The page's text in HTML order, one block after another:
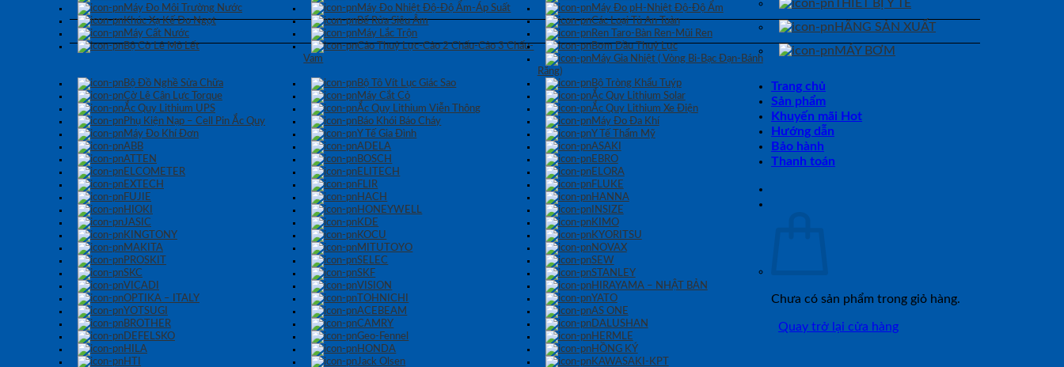
Máy Đo Môi Trường Nước
Máy Đo Nhiệt Độ-Độ Ẩm-Áp Suất
Máy Đo pH-Nhiệt Độ-Độ Ẩm
Khúc Xạ Kế Đo Ngọt
Bể Rửa Siêu Âm
Các Loại Tủ An Toàn
Máy Cất Nước
Máy Lắc Trộn
Ren Taro-Bàn Ren-Mũi Ren
Bộ Cờ Lê Mỏ Lết
Cảo Thuỷ Lực-Cảo 2 Chấu-Cảo 3 Chấu-
Vam
Bơm Dầu Thuỷ Lực
Máy Gia Nhiệt ( Vòng Bi-Bạc Đạn-Bánh
Răng)
Bộ Đồ Nghề Sửa Chữa
Bộ Tô Vít Lục Giác Sao
Bộ Tròng Khẩu Tuýp
Cờ Lê Cân Lực Torque
Máy Cắt Cỏ
Ắc Quy Lithium Solar
Ắc Quy Lithium UPS
Ắc Quy Lithium Viễn Thông
Ắc Quy Lithium Xe Điện
Phụ Kiện Nạp – Cell Pin Ắc Quy
Báo Khói Báo Cháy
Máy Đo Đa Khí
Máy Đo Khí Đơn
THIẾT BỊ Y TẾ
Y Tế Gia Đình Y Tế Thẩm Mỹ
HÃNG SẢN XUẤT
ABB ADELA
ASAKI
ATTEN
BOSCH
EBRO
ELCOMETER
ELITECH
ELORA
EXTECH
FLIR
FLUKE
FUJIE
HACH
HANNA
HIOKI
HONEYWELL
INSIZE
JASIC
KDE
KIMO
KINGTONY
KOCU
KYORITSU
MAKITA
MITUTOYO
NOVAX
PROSKIT
SELEC
SEW
SKC
SKF
STANLEY
VICADI
VISION
HIRAYAMA – NHẬT BẢN
OPTIKA – ITALY
TOHNICHI
YATO
YOTSUGI
ACEBEAM
AS ONE
BROTHER
CAMRY
DALUSHAN
DEFELSKO
Geo-Fennel
HERMLE
HILA
HONDA
HỒNG KÝ
HTI
Jack Olsen
KAWASAKI-KPT
MÁY BƠM
Trang chủ
Sản phẩm
Khuyến mãi Hot
Hướng dẫn
Bảo hành
Thanh toán
Chưa có sản phẩm trong giỏ hàng.
Quay trở lại cửa hàng